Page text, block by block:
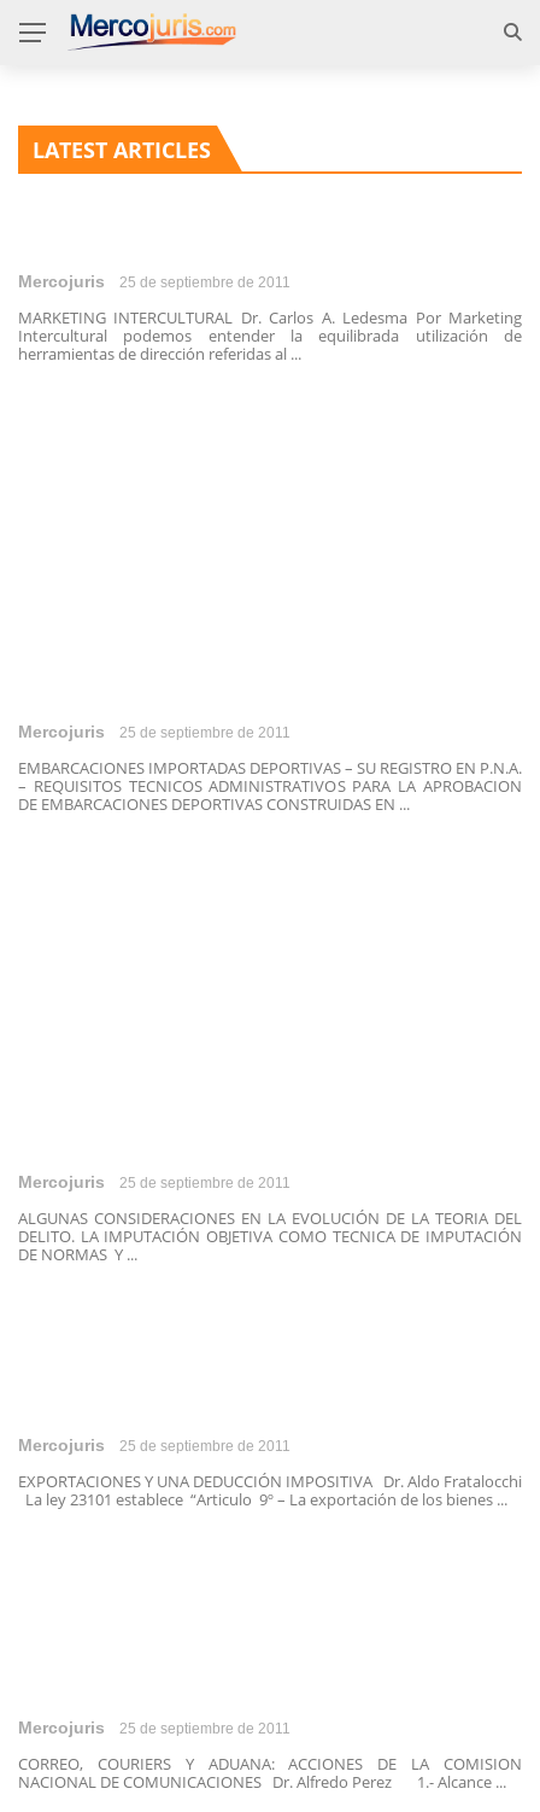
LATEST ARTICLES
Mercojuris 25 de septiembre de 2011
MARKETING INTERCULTURAL Dr. Carlos A. Ledesma Por Marketing
Intercultural podemos entender la equilibrada utilización de
herramientas de dirección referidas al ...
Mercojuris 25 de septiembre de 2011
EMBARCACIONES IMPORTADAS DEPORTIVAS – SU REGISTRO EN P.N.A.
– REQUISITOS TECNICOS ADMINISTRATIVOS PARA LA APROBACION
DE EMBARCACIONES DEPORTIVAS CONSTRUIDAS EN ...
Mercojuris 25 de septiembre de 2011
ALGUNAS CONSIDERACIONES EN LA EVOLUCIÓN DE LA TEORIA DEL
DELITO. LA IMPUTACIÓN OBJETIVA COMO TECNICA DE IMPUTACIÓN
DE NORMAS Y ...
Mercojuris 25 de septiembre de 2011
EXPORTACIONES Y UNA DEDUCCIÓN IMPOSITIVA Dr. Aldo Fratalocchi
La ley 23101 establece “Articulo 9º – La exportación de los bienes ...
Mercojuris 25 de septiembre de 2011
CORREO, COURIERS Y ADUANA: ACCIONES DE LA COMISION
NACIONAL DE COMUNICACIONES Dr. Alfredo Perez 1.- Alcance ...